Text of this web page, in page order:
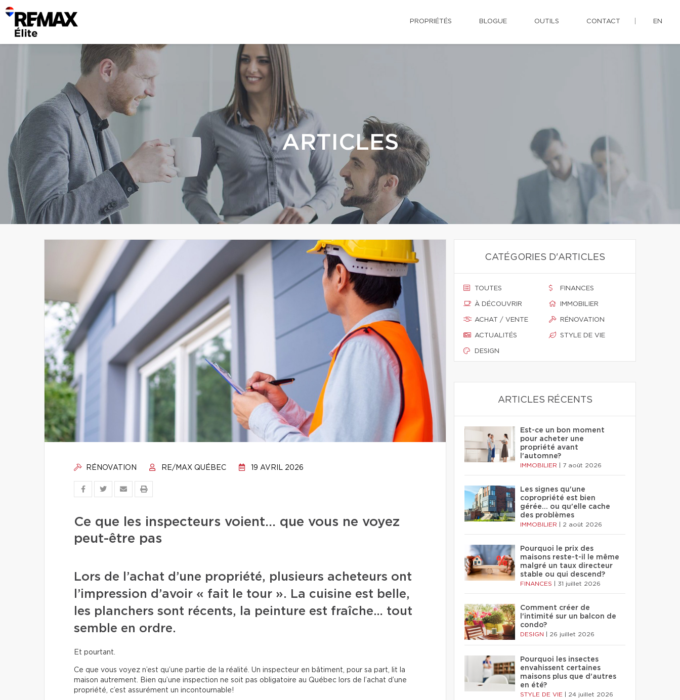
PROPRIÉTÉS BLOGUE OUTILS CONTACT EN
ARTICLES
RÉNOVATION RE/MAX QUÉBEC 19 AVRIL 2026
Ce que les inspecteurs voient… que vous ne voyez
peut-être pas
Lors de l’achat d’une propriété, plusieurs acheteurs ont
l’impression d’avoir « fait le tour ». La cuisine est belle,
les planchers sont récents, la peinture est fraîche… tout
semble en ordre.
Et pourtant.
Ce que vous voyez n’est qu’une partie de la réalité. Un inspecteur en bâtiment, pour sa part, lit la
maison autrement. Bien qu’une inspection ne soit pas obligatoire au Québec lors de l’achat d’une
propriété, c’est assurément un incontournable!
CATÉGORIES D'ARTICLES
TOUTES
À DÉCOUVRIR
ACHAT / VENTE
ACTUALITÉS
DESIGN
FINANCES
IMMOBILIER
RÉNOVATION
STYLE DE VIE
ARTICLES RÉCENTS
Est-ce un bon moment
pour acheter une
propriété avant
l'automne?
IMMOBILIER 7 août 2026
Les signes qu'une
copropriété est bien
gérée… ou qu'elle cache
des problèmes
IMMOBILIER 2 août 2026
Pourquoi le prix des
maisons reste-t-il le même
malgré un taux directeur
stable ou qui descend?
FINANCES 31 juillet 2026
Comment créer de
l'intimité sur un balcon de
condo?
DESIGN 26 juillet 2026
Pourquoi les insectes
envahissent certaines
maisons plus que d'autres
en été?
STYLE DE VIE 24 juillet 2026